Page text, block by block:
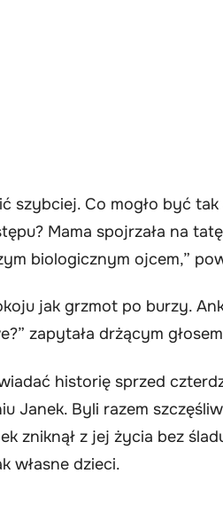
szybciej. Co mogło być
Mama spojrzała na
biologicznym ojcem,”
jak grzmot po burzy.
zapytała drżącym
historię sprzed
Janek. Byli razem
zniknął z jej życia bez
własne dzieci.